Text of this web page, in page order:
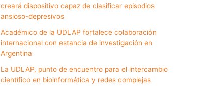
creará dispositivo capaz de clasificar episodios
ansioso-depresivos
Académico de la UDLAP fortalece colaboración
internacional con estancia de investigación en
Argentina
La UDLAP, punto de encuentro para el intercambio
científico en bioinformática y redes complejas